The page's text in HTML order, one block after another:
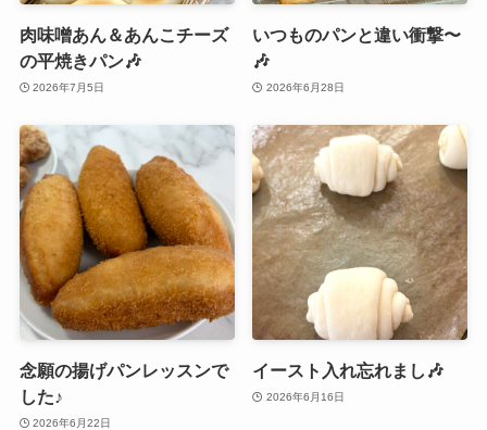
肉味噌あん＆あんこチーズ
の平焼きパン🎶
2026年7月5日
いつものパンと違い衝撃〜
🎶
2026年6月28日
念願の揚げパンレッスンで
した♪
2026年6月22日
イースト入れ忘れまし🎶
2026年6月16日